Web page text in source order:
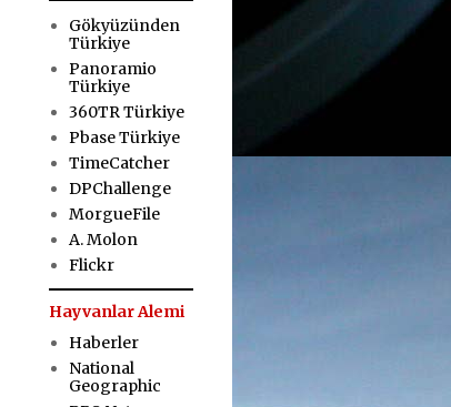
Gökyüzünden
Türkiye
Panoramio
Türkiye
360TR Türkiye
Pbase Türkiye
TimeCatcher
DPChallenge
MorgueFile
A. Molon
Flickr
Hayvanlar Alemi
Haberler
National
Geographic